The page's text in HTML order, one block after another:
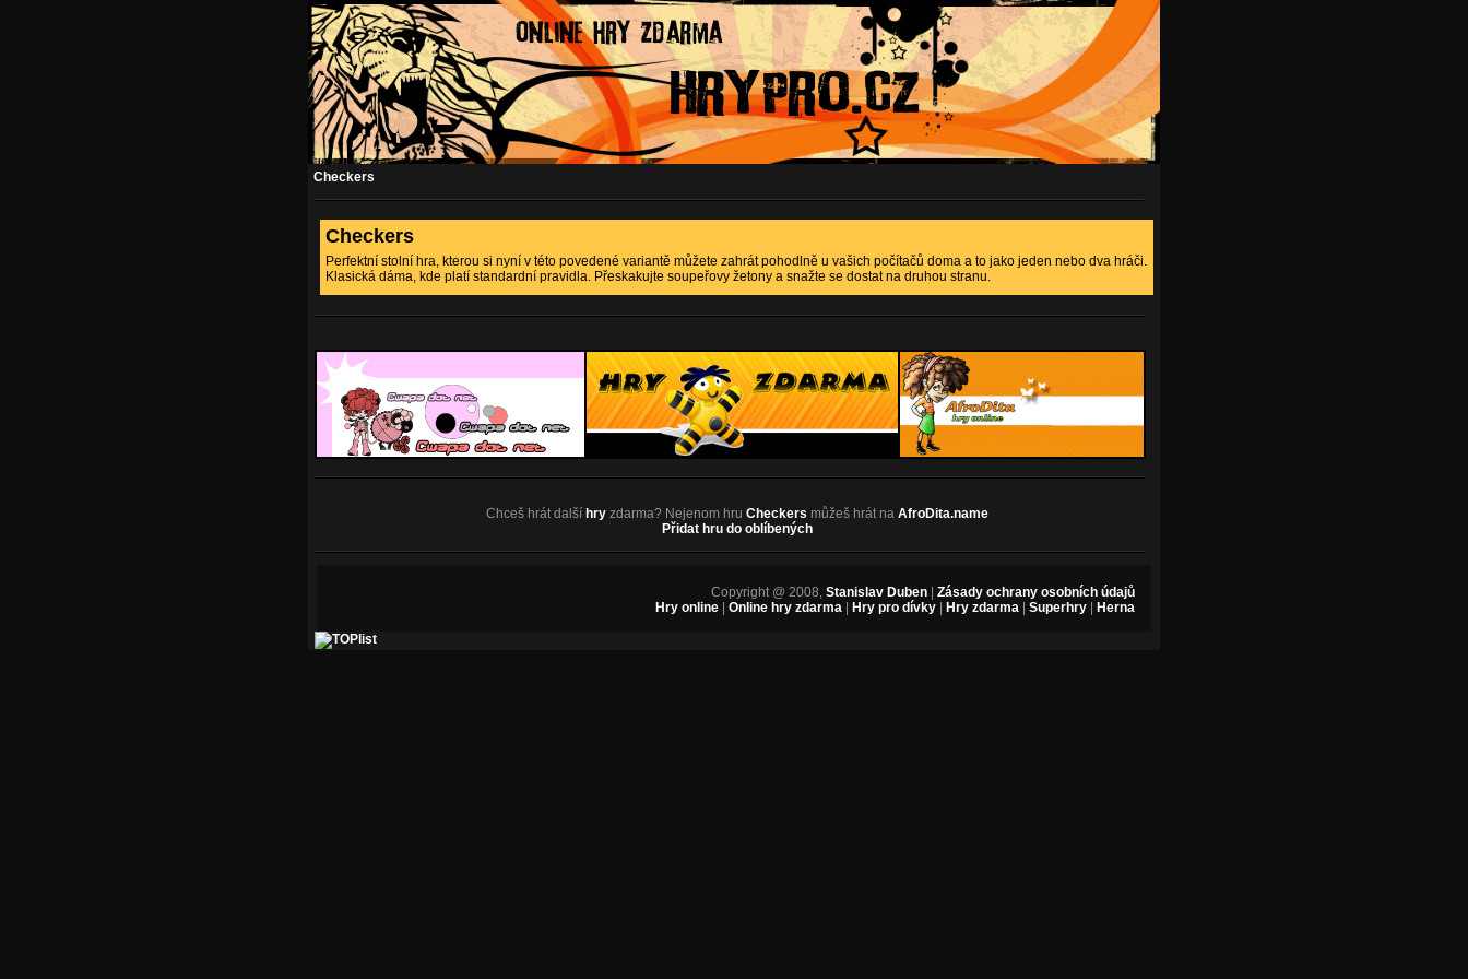
Checkers
Checkers
Perfektní stolní hra, kterou si nyní v této povedené variantě můžete zahrát pohodlně u vašich počítačů doma a to jako jeden nebo dva hráči.
Klasická dáma, kde platí standardní pravidla. Přeskakujte soupeřovy žetony a snažte se dostat na druhou stranu.
Chceš hrát další hryzdarma? Nejenom hru Checkers můžeš hrát na AfroDita.name
Přidat hru do oblíbených
Copyright @ 2008, Stanislav Duben
Zásady ochrany osobních údajů
Hry online
Online hry zdarma Hry pro dívky Hry zdarma Superhry Herna